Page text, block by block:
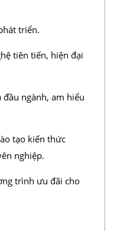
triển.
tiên tiến, hiện đại
ngành, am hiểu
tạo kiến thức
nghiệp.
trình ưu đãi cho